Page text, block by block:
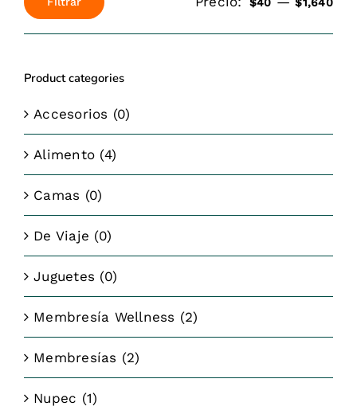
Precio
mínimo
Precio
máximo
Product categories
Accesorios (0)
Alimento (4)
Camas (0)
De Viaje (0)
Juguetes (0)
Membresía Wellness (2)
Membresías (2)
Nupec (1)